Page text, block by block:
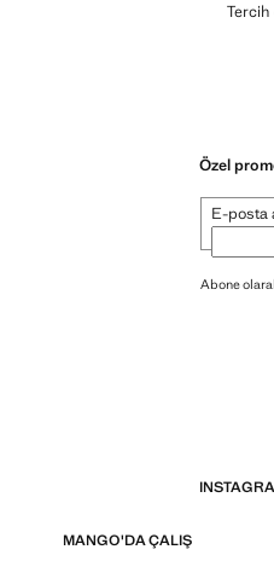
Özel
E-posta
Abone
MANGO'DA ÇALIŞ